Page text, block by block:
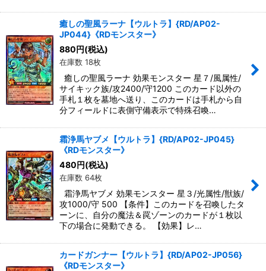
癒しの聖風ラーナ【ウルトラ】{RD/AP02-
JP044}《RDモンスター》
880円(税込)
在庫数 18枚
癒しの聖風ラーナ 効果モンスター 星７/風属性/
サイキック族/攻2400/守1200 このカード以外の
手札１枚を墓地へ送り、このカードは手札から自
分フィールドに表側守備表示で特殊召喚…
霜浄馬ヤブメ【ウルトラ】{RD/AP02-JP045}
《RDモンスター》
480円(税込)
在庫数 64枚
霜浄馬ヤブメ 効果モンスター 星３/光属性/獣族/
攻1000/守 500 【条件】このカードを召喚したタ
ーンに、自分の魔法＆罠ゾーンのカードが１枚以
下の場合に発動できる。 【効果】レ…
カードガンナー【ウルトラ】{RD/AP02-JP056}
《RDモンスター》